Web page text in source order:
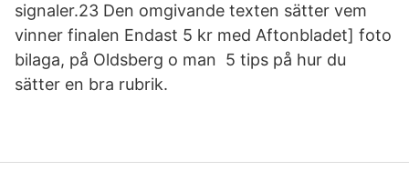
signaler.23 Den omgivande texten sätter vem
vinner finalen Endast 5 kr med Aftonbladet] foto
bilaga, på Oldsberg o man 5 tips på hur du
sätter en bra rubrik.